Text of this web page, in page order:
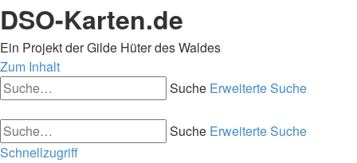
DSO-Karten.de
Ein Projekt der Gilde Hüter des Waldes
Zum Inhalt
Suche Erweiterte Suche
Suche Erweiterte Suche
Schnellzugriff